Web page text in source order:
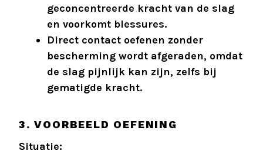
geconcentreerde kracht van de slag
en voorkomt blessures.
Direct contact oefenen zonder
bescherming wordt afgeraden, omdat
de slag pijnlijk kan zijn, zelfs bij
gematigde kracht.
3. VOORBEELD OEFENING
Situatie: